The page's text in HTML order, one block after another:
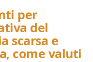
per
del
scarsa e
come valuti